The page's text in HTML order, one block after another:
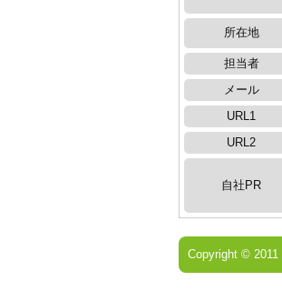
所在地
担当者
メール
URL1
URL2
自社PR
Copyright © 2011